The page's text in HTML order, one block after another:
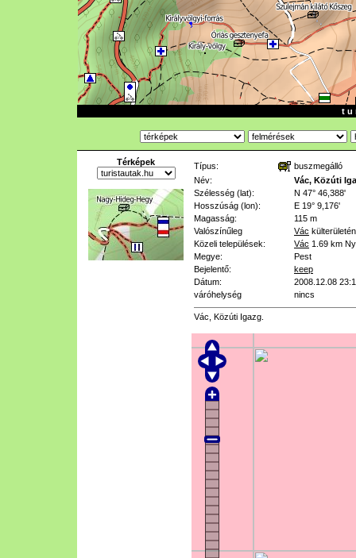
t u
Térképek Típus:
buszmegálló
Név:
Vác, Közúti
Szélesség (lat):
N 47° 46,388'
Hosszúság (lon):
E 19° 9,176'
Magasság:
115 m
Valószínűleg
Vác külterületén
Közeli települések:
Vác 1.69 km
Megye:
Pest
Bejelentő:
keep
Dátum:
2008.12.08
váróhelység
nincs
Vác, Közúti Igazg.